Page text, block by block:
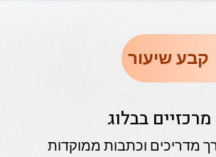
קבע שיעור
בבלוג
מדריכים וכתבות ממוקדות